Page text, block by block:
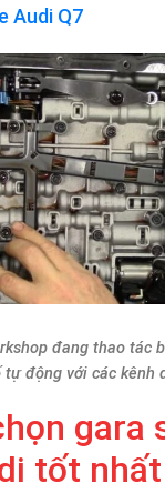
Audi Q7
đang thao tác
tự động với các kênh
gara
tốt nhất